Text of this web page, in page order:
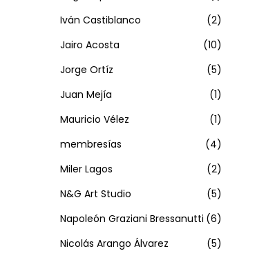
Iván Castiblanco
(2)
Jairo Acosta
(10)
Jorge Ortíz
(5)
Juan Mejía
(1)
Mauricio Vélez
(1)
membresías
(4)
Miler Lagos
(2)
N&G Art Studio
(5)
Napoleón Graziani Bressanutti (6)
Nicolás Arango Álvarez
(5)